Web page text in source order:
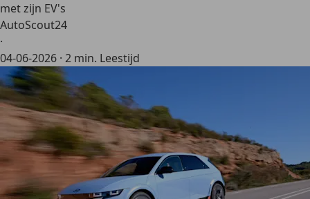
met zijn EV's
AutoScout24
·
04-06-2026 · 2 min. Leestijd